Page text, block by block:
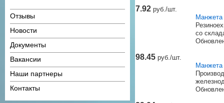
Резервуары для хранения
нефтепродуктов
Отзывы
Новости
Документы
Вакансии
Наши партнеры
Контакты
7.92 руб./шт.
Манжета
со
98.45 руб./шт.
Манжета